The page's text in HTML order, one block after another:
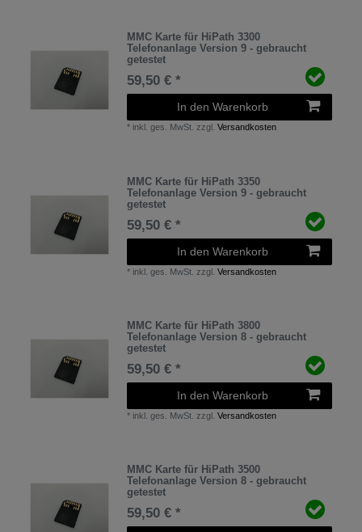
MMC Karte für HiPath 3300
Telefonanlage Version 9 - gebraucht
getestet
59,50 € *
In den Warenkorb
* inkl. ges. MwSt. zzgl.Versandkosten
MMC Karte für HiPath 3350
Telefonanlage Version 9 - gebraucht
getestet
59,50 € *
In den Warenkorb
* inkl. ges. MwSt. zzgl.Versandkosten
MMC Karte für HiPath 3800
Telefonanlage Version 8 - gebraucht
getestet
59,50 € *
In den Warenkorb
* inkl. ges. MwSt. zzgl.Versandkosten
MMC Karte für HiPath 3500
Telefonanlage Version 8 - gebraucht
getestet
59,50 € *